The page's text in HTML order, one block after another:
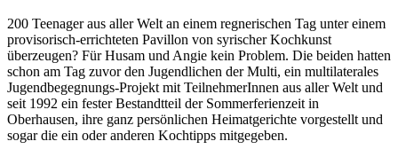
200 Teenager aus aller Welt an einem regnerischen Tag unter einem
provisorisch-errichteten Pavillon von syrischer Kochkunst
überzeugen? Für Husam und Angie kein Problem. Die beiden hatten
schon am Tag zuvor den Jugendlichen der Multi, ein multilaterales
Jugendbegegnungs-Projekt mit TeilnehmerInnen aus aller Welt und
seit 1992 ein fester Bestandtteil der Sommerferienzeit in
Oberhausen, ihre ganz persönlichen Heimatgerichte vorgestellt und
sogar die ein oder anderen Kochtipps mitgegeben.